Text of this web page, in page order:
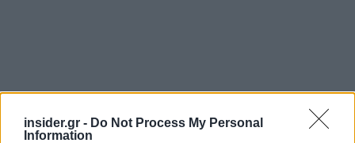
insider.gr - Do Not Process My Personal
Information